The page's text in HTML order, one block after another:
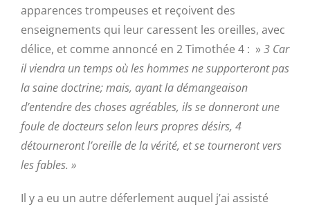
apparences trompeuses et reçoivent des
enseignements qui leur caressent les oreilles, avec
délice, et comme annoncé en 2 Timothée 4 : »3 Car
il viendra un temps où les hommes ne supporteront pas
la saine doctrine; mais, ayant la démangeaison
d’entendre des choses agréables, ils se donneront une
foule de docteurs selon leurs propres désirs, 4
détourneront l’oreille de la vérité, et se tourneront vers
les fables. »
Il y a eu un autre déferlement auquel j’ai assisté